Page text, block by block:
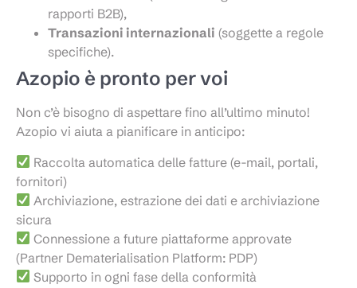
rapporti B2B),
Transazioni internazionali (soggette a regole
specifiche).
Azopio è pronto per voi
Non c’è bisogno di aspettare fino all’ultimo minuto!
Azopio vi aiuta a pianificare in anticipo:
Raccolta automatica delle fatture (e-mail, portali,
fornitori)
Archiviazione, estrazione dei dati e archiviazione
sicura
Connessione a future piattaforme approvate
(Partner Dematerialisation Platform: PDP)
Supporto in ogni fase della conformità